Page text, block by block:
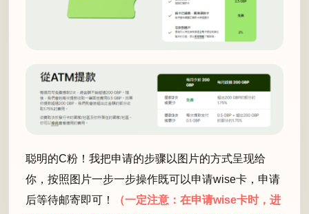
聪明的C粉！我把申请的步骤以图片的方式呈现给
你，按照图片一步一步操作既可以申请wise卡，申请
后等待邮寄即可！
（一定注意：在申请wise卡时，进